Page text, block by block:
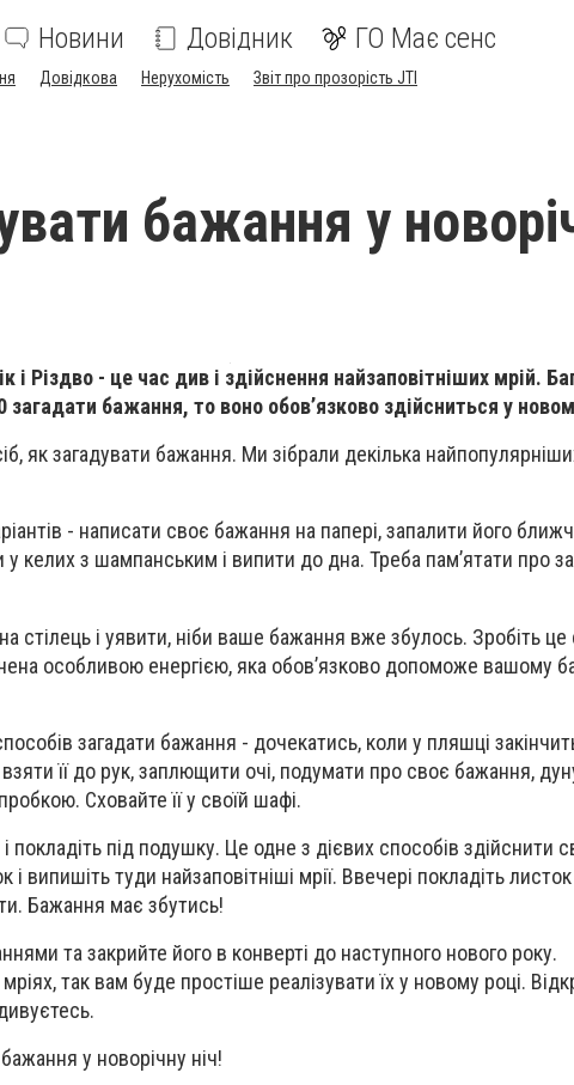
Новини Довідник ГО Має сенс
Довідкова Нерухомість Звіт про прозорість JTI
бажання у
і Різдво - це час див і здійснення найзаповітніших мрій.
загадати бажання, то воно обов’язково здійсниться у
як загадувати бажання. Ми зібрали декілька
- написати своє бажання на папері, запалити його
у келих з шампанським і випити до дна. Треба пам’ятати про
стілець і уявити, ніби ваше бажання вже збулось. Зробіть
особливою енергією, яка обов’язково допоможе вашому
загадати бажання - дочекатись, коли у пляшці
її до рук, заплющити очі, подумати про своє бажання,
Сховайте її у своїй шафі.
покладіть під подушку. Це одне з дієвих способів здійснити
і випишіть туди найзаповітніші мрії. Ввечері покладіть
Бажання має збутись!
та закрийте його в конверті до наступного нового року.
так вам буде простіше реалізувати їх у новому році.
у новорічну ніч!